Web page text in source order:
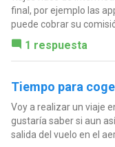
final, por ejemplo las
puede cobrar su
1 respuesta
Tiempo para
Voy a realizar un viaje
gustaría saber si aun
salida del vuelo en el